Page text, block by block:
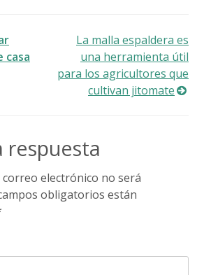
casa
La malla espaldera es
una herramienta útil
para los agricultores que
cultivan jitomate
respuesta
correo electrónico no será
obligatorios están